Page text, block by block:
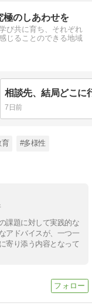
のしあわせを
び共に育ち、それぞれ
じることのできる地域
相談先、結局どこに
7日前
育 #多様性
課題に対して実践的な
アドバイスが、一つ一
寄り添う内容となって